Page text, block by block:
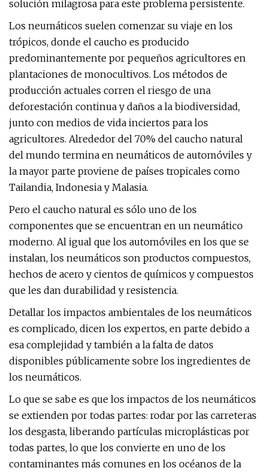
solución milagrosa para este problema persistente.
Los neumáticos suelen comenzar su viaje en los
trópicos, donde el caucho es producido
predominantemente por pequeños agricultores en
plantaciones de monocultivos. Los métodos de
producción actuales corren el riesgo de una
deforestación continua y daños a la biodiversidad,
junto con medios de vida inciertos para los
agricultores. Alrededor del 70% del caucho natural
del mundo termina en neumáticos de automóviles y
la mayor parte proviene de países tropicales como
Tailandia, Indonesia y Malasia.
Pero el caucho natural es sólo uno de los
componentes que se encuentran en un neumático
moderno. Al igual que los automóviles en los que se
instalan, los neumáticos son productos compuestos,
hechos de acero y cientos de químicos y compuestos
que les dan durabilidad y resistencia.
Detallar los impactos ambientales de los neumáticos
es complicado, dicen los expertos, en parte debido a
esa complejidad y también a la falta de datos
disponibles públicamente sobre los ingredientes de
los neumáticos.
Lo que se sabe es que los impactos de los neumáticos
se extienden por todas partes: rodar por las carreteras
los desgasta, liberando partículas microplásticas por
todas partes, lo que los convierte en uno de los
contaminantes más comunes en los océanos de la